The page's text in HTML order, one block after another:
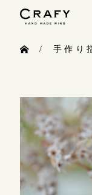
指輪制作の流
オーダーメ
指輪作品集
手作り
お問
お客
指輪